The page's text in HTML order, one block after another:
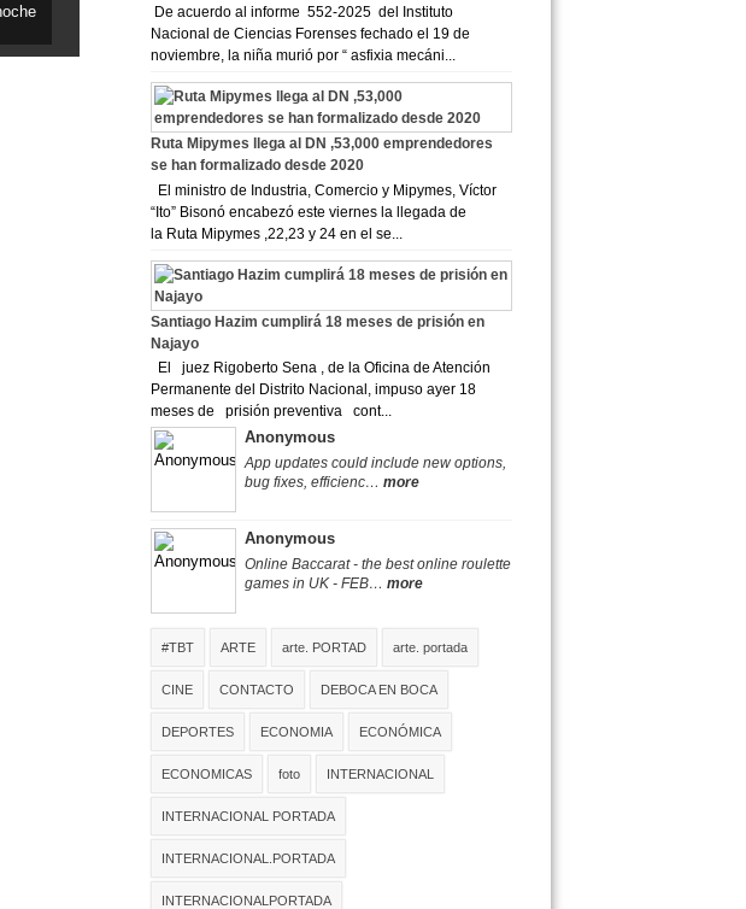
De acuerdo al informe 552-2025 del Instituto
Nacional de Ciencias Forenses fechado el 19 de
noviembre, la niña murió por “ asfixia mecáni...
Ruta Mipymes llega al DN ,53,000 emprendedores
se han formalizado desde 2020
El ministro de Industria, Comercio y Mipymes, Víctor
“Ito” Bisonó encabezó este viernes la llegada de
la Ruta Mipymes ,22,23 y 24 en el se...
Santiago Hazim cumplirá 18 meses de prisión en
Najayo
El juez Rigoberto Sena , de la Oficina de Atención
Permanente del Distrito Nacional, impuso ayer 18
meses de prisión preventiva cont...
Anonymous
App updates could include new options,
bug fixes, efficienc… more
Anonymous
Online Baccarat - the best online roulette
games in UK - FEB… more
#TBT ARTE arte. PORTAD arte. portada
CINE CONTACTO DEBOCA EN BOCA
DEPORTES ECONOMIA ECONÓMICA
ECONOMICAS foto INTERNACIONAL
INTERNACIONAL PORTADA
INTERNACIONAL.PORTADA
INTERNACIONALPORTADA